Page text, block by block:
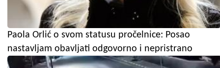
Paola Orlić o svom statusu pročelnice: Posao
nastavljam obavljati odgovorno i nepristrano